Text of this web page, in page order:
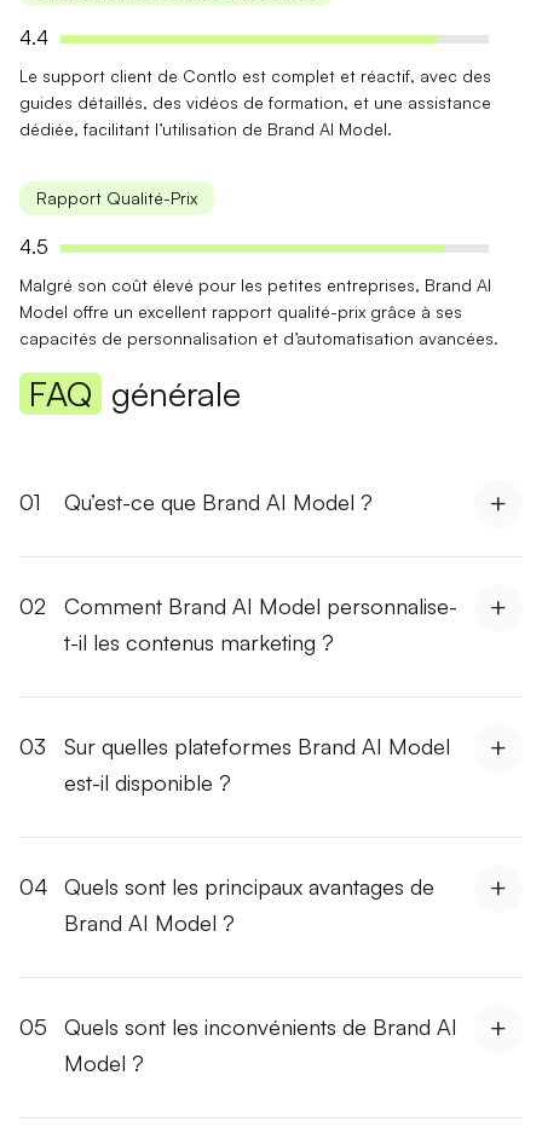
4.4
Le support client de Contlo est complet et réactif, avec des
guides détaillés, des vidéos de formation, et une assistance
dédiée, facilitant l’utilisation de Brand AI Model.
Rapport Qualité-Prix
4.5
Malgré son coût élevé pour les petites entreprises, Brand AI
Model offre un excellent rapport qualité-prix grâce à ses
capacités de personnalisation et d’automatisation avancées.
FAQ générale
01 Qu’est-ce que Brand AI Model ?
02
Comment Brand AI Model personnalise-
t-il les contenus marketing ?
03
Sur quelles plateformes Brand AI Model
est-il disponible ?
04
Quels sont les principaux avantages de
Brand AI Model ?
05
Quels sont les inconvénients de Brand AI
Model ?